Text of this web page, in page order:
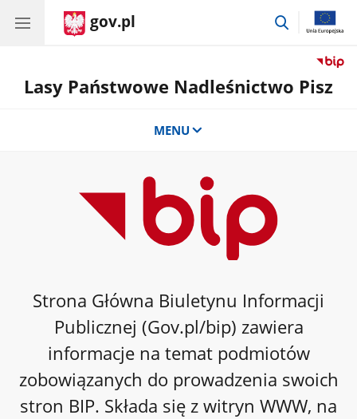
gov.pl
przejdź
Lasy Państwowe Nadleśnictwo Pisz
MENU
Strona Główna Biuletynu Informacji
Publicznej (Gov.pl/bip) zawiera
informacje na temat podmiotów
zobowiązanych do prowadzenia swoich
stron BIP. Składa się z witryn WWW, na